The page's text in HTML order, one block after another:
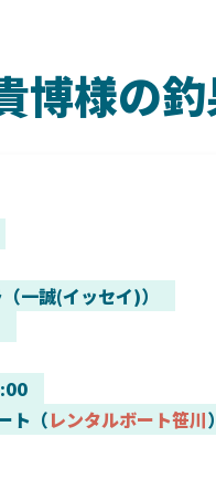
博様の
一誠(イッセイ)）
ト（レンタルボート笹川）
のままに！24ヴァンフォード
説！